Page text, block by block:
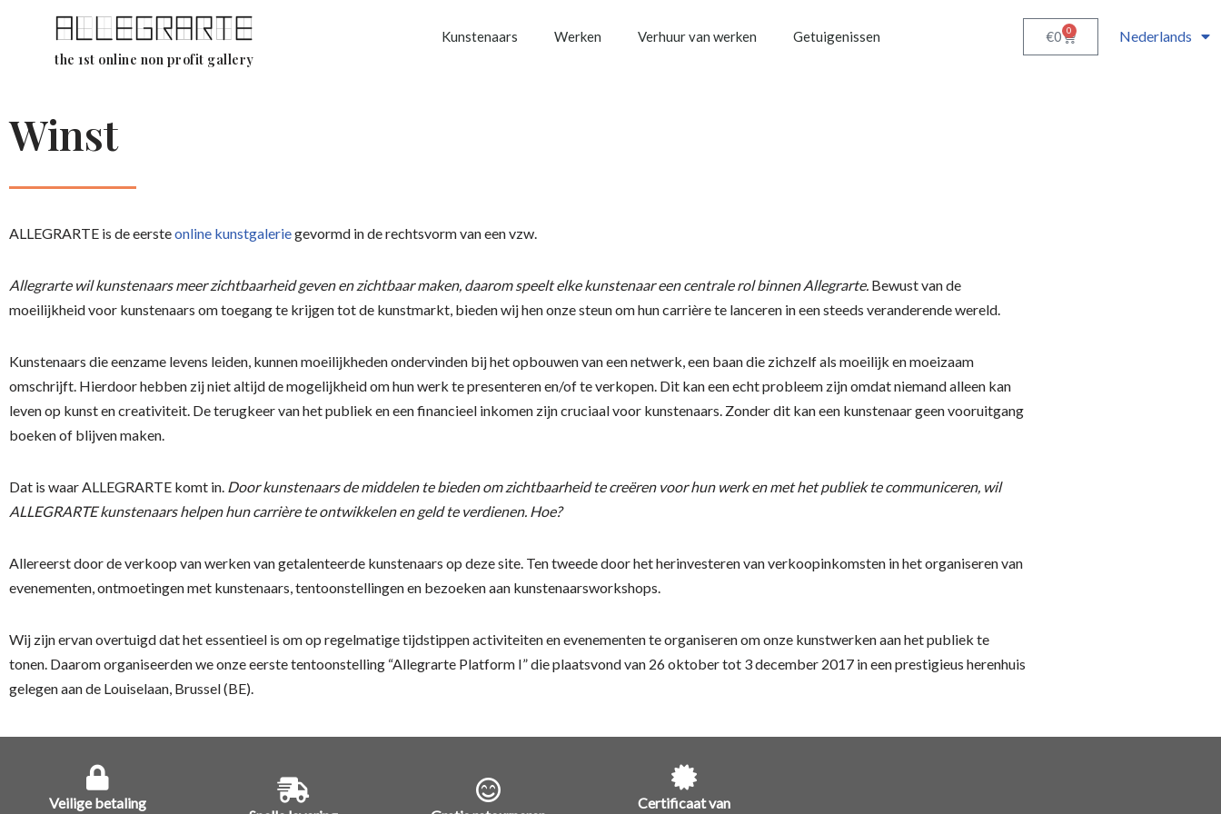
inhoud
the 1st online non profit gallery
Kunstenaars Werken Verhuur van werken Getuigenissen €0 0 Nederlands
Winst
ALLEGRARTE is de eersteonline kunstgaleriegevormd in de rechtsvorm van een vzw.
Allegrarte wil kunstenaars meer zichtbaarheid geven en zichtbaar maken, daarom speelt elke kunstenaar een centrale rol binnen Allegrarte. Bewust van de
moeilijkheid voor kunstenaars om toegang te krijgen tot de kunstmarkt, bieden wij hen onze steun om hun carrière te lanceren in een steeds veranderende wereld.
Kunstenaars die eenzame levens leiden, kunnen moeilijkheden ondervinden bij het opbouwen van een netwerk, een baan die zichzelf als moeilijk en moeizaam
omschrijft. Hierdoor hebben zij niet altijd de mogelijkheid om hun werk te presenteren en/of te verkopen. Dit kan een echt probleem zijn omdat niemand alleen kan
leven op kunst en creativiteit. De terugkeer van het publiek en een financieel inkomen zijn cruciaal voor kunstenaars. Zonder dit kan een kunstenaar geen vooruitgang
boeken of blijven maken.
Dat is waar ALLEGRARTE komt in. Door kunstenaars de middelen te bieden om zichtbaarheid te creëren voor hun werk en met het publiek te communiceren, wil
ALLEGRARTE kunstenaars helpen hun carrière te ontwikkelen en geld te verdienen. Hoe?
Allereerst door de verkoop van werken van getalenteerde kunstenaars op deze site. Ten tweede door het herinvesteren van verkoopinkomsten in het organiseren van
evenementen, ontmoetingen met kunstenaars, tentoonstellingen en bezoeken aan kunstenaarsworkshops.
Wij zijn ervan overtuigd dat het essentieel is om op regelmatige tijdstippen activiteiten en evenementen te organiseren om onze kunstwerken aan het publiek te
tonen. Daarom organiseerden we onze eerste tentoonstelling “Allegrarte Platform I” die plaatsvond van 26 oktober tot 3 december 2017 in een prestigieus herenhuis
gelegen aan de Louiselaan, Brussel (BE).
Veilige betaling
Certificaat van